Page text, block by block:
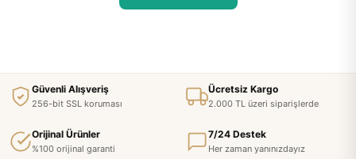
Güvenli Alışveriş
256-bit SSL koruması
Ücretsiz Kargo
2.000 TL üzeri siparişlerde
Orijinal Ürünler
%100 orijinal garanti
7/24 Destek
Her zaman yanınızdayız